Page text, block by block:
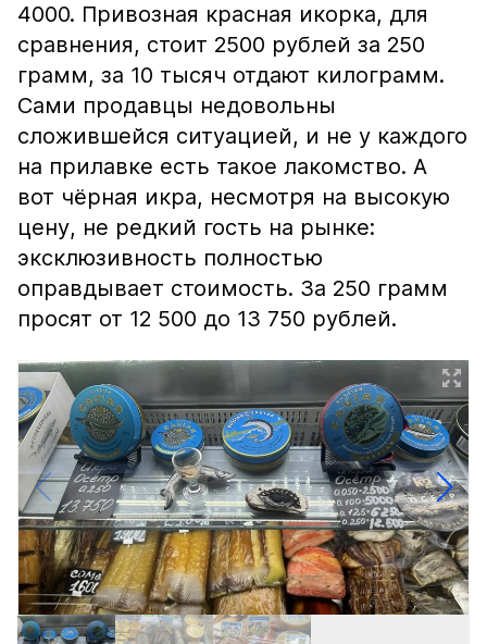
4000. Привозная красная икорка, для
сравнения, стоит 2500 рублей за 250
грамм, за 10 тысяч отдают килограмм.
Сами продавцы недовольны
сложившейся ситуацией, и не у каждого
на прилавке есть такое лакомство. А
вот чёрная икра, несмотря на высокую
цену, не редкий гость на рынке:
эксклюзивность полностью
оправдывает стоимость. За 250 грамм
просят от 12 500 до 13 750 рублей.